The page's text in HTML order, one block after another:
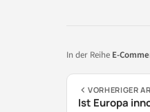
In der Reihe E-
VORHERIGER
Ist Europa